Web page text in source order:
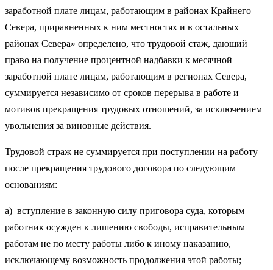
заработной плате лицам, работающим в районах Крайнего
Севера, приравненных к ним местностях и в остальных
районах Севера» определено, что трудовой стаж, дающий
право на получение процентной надбавки к месячной
заработной плате лицам, работающим в регионах Севера,
суммируется независимо от сроков перерыва в работе и
мотивов прекращения трудовых отношений, за исключением
увольнения за виновные действия.
Трудовой страж не суммируется при поступлении на работу
после прекращения трудового договора по следующим
основаниям:
а) вступление в законную силу приговора суда, которым
работник осужден к лишению свободы, исправительным
работам не по месту работы либо к иному наказанию,
исключающему возможность продолжения этой работы;